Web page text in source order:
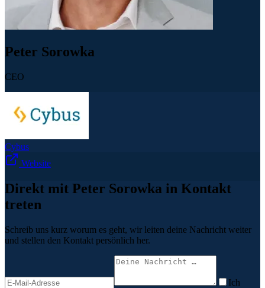
Peter Sorowka
CEO
Cybus
Website
Direkt mit Peter Sorowka in Kontakt
treten
Schreib uns kurz worum es geht, wir leiten deine Nachricht weiter
und stellen den Kontakt persönlich her.
Ich